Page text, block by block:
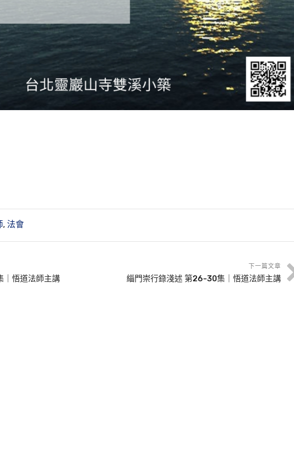
, 法會
悟道法師主講
下一篇文章
緇門崇行錄淺述 第26-30集｜悟道法師主講